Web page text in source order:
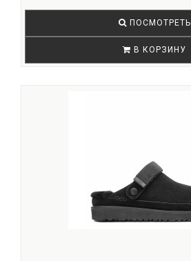
ПОСМОТРЕТЬ
В КОРЗИНУ